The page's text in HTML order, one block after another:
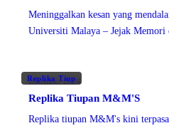
Meninggalkan kesan yang
Universiti Malaya – Jejak Memori
Replika Tiup
Disember 2024
Replika Tiupan M&M'S
Replika tiupan M&M's kini